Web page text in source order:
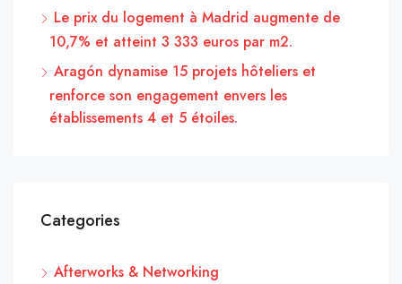
Le prix du logement à Madrid augmente de
10,7% et atteint 3 333 euros par m2.
Aragón dynamise 15 projets hôteliers et
renforce son engagement envers les
établissements 4 et 5 étoiles.
Categories
Afterworks & Networking